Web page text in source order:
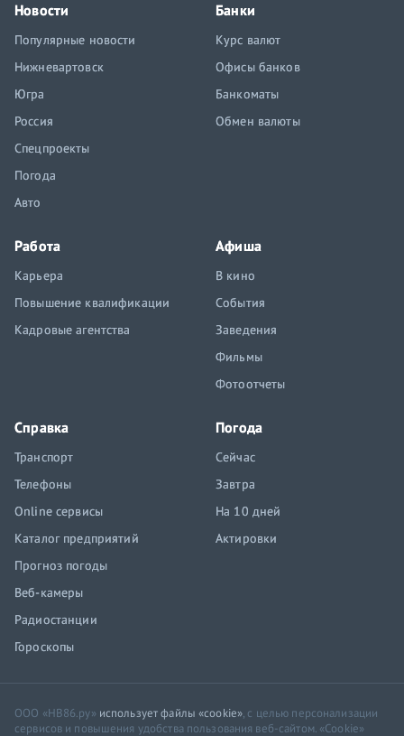
Новости
Популярные новости
Нижневартовск
Югра
Россия
Спецпроекты
Погода
Авто
Банки
Курс валют
Офисы банков
Банкоматы
Обмен валюты
Работа
Карьера
Повышение квалификации
Кадровые агентства
Афиша
В кино
События
Заведения
Фильмы
Фотоотчеты
Справка
Транспорт
Телефоны
Online сервисы
Каталог предприятий
Прогноз погоды
Веб-камеры
Радиостанции
Гороскопы
Погода
Сейчас
Завтра
На 10 дней
Актировки
ООО «НВ86.ру» использует файлы «cookie», с целью персонализации
сервисов и повышения удобства пользования веб-сайтом. «Cookie»